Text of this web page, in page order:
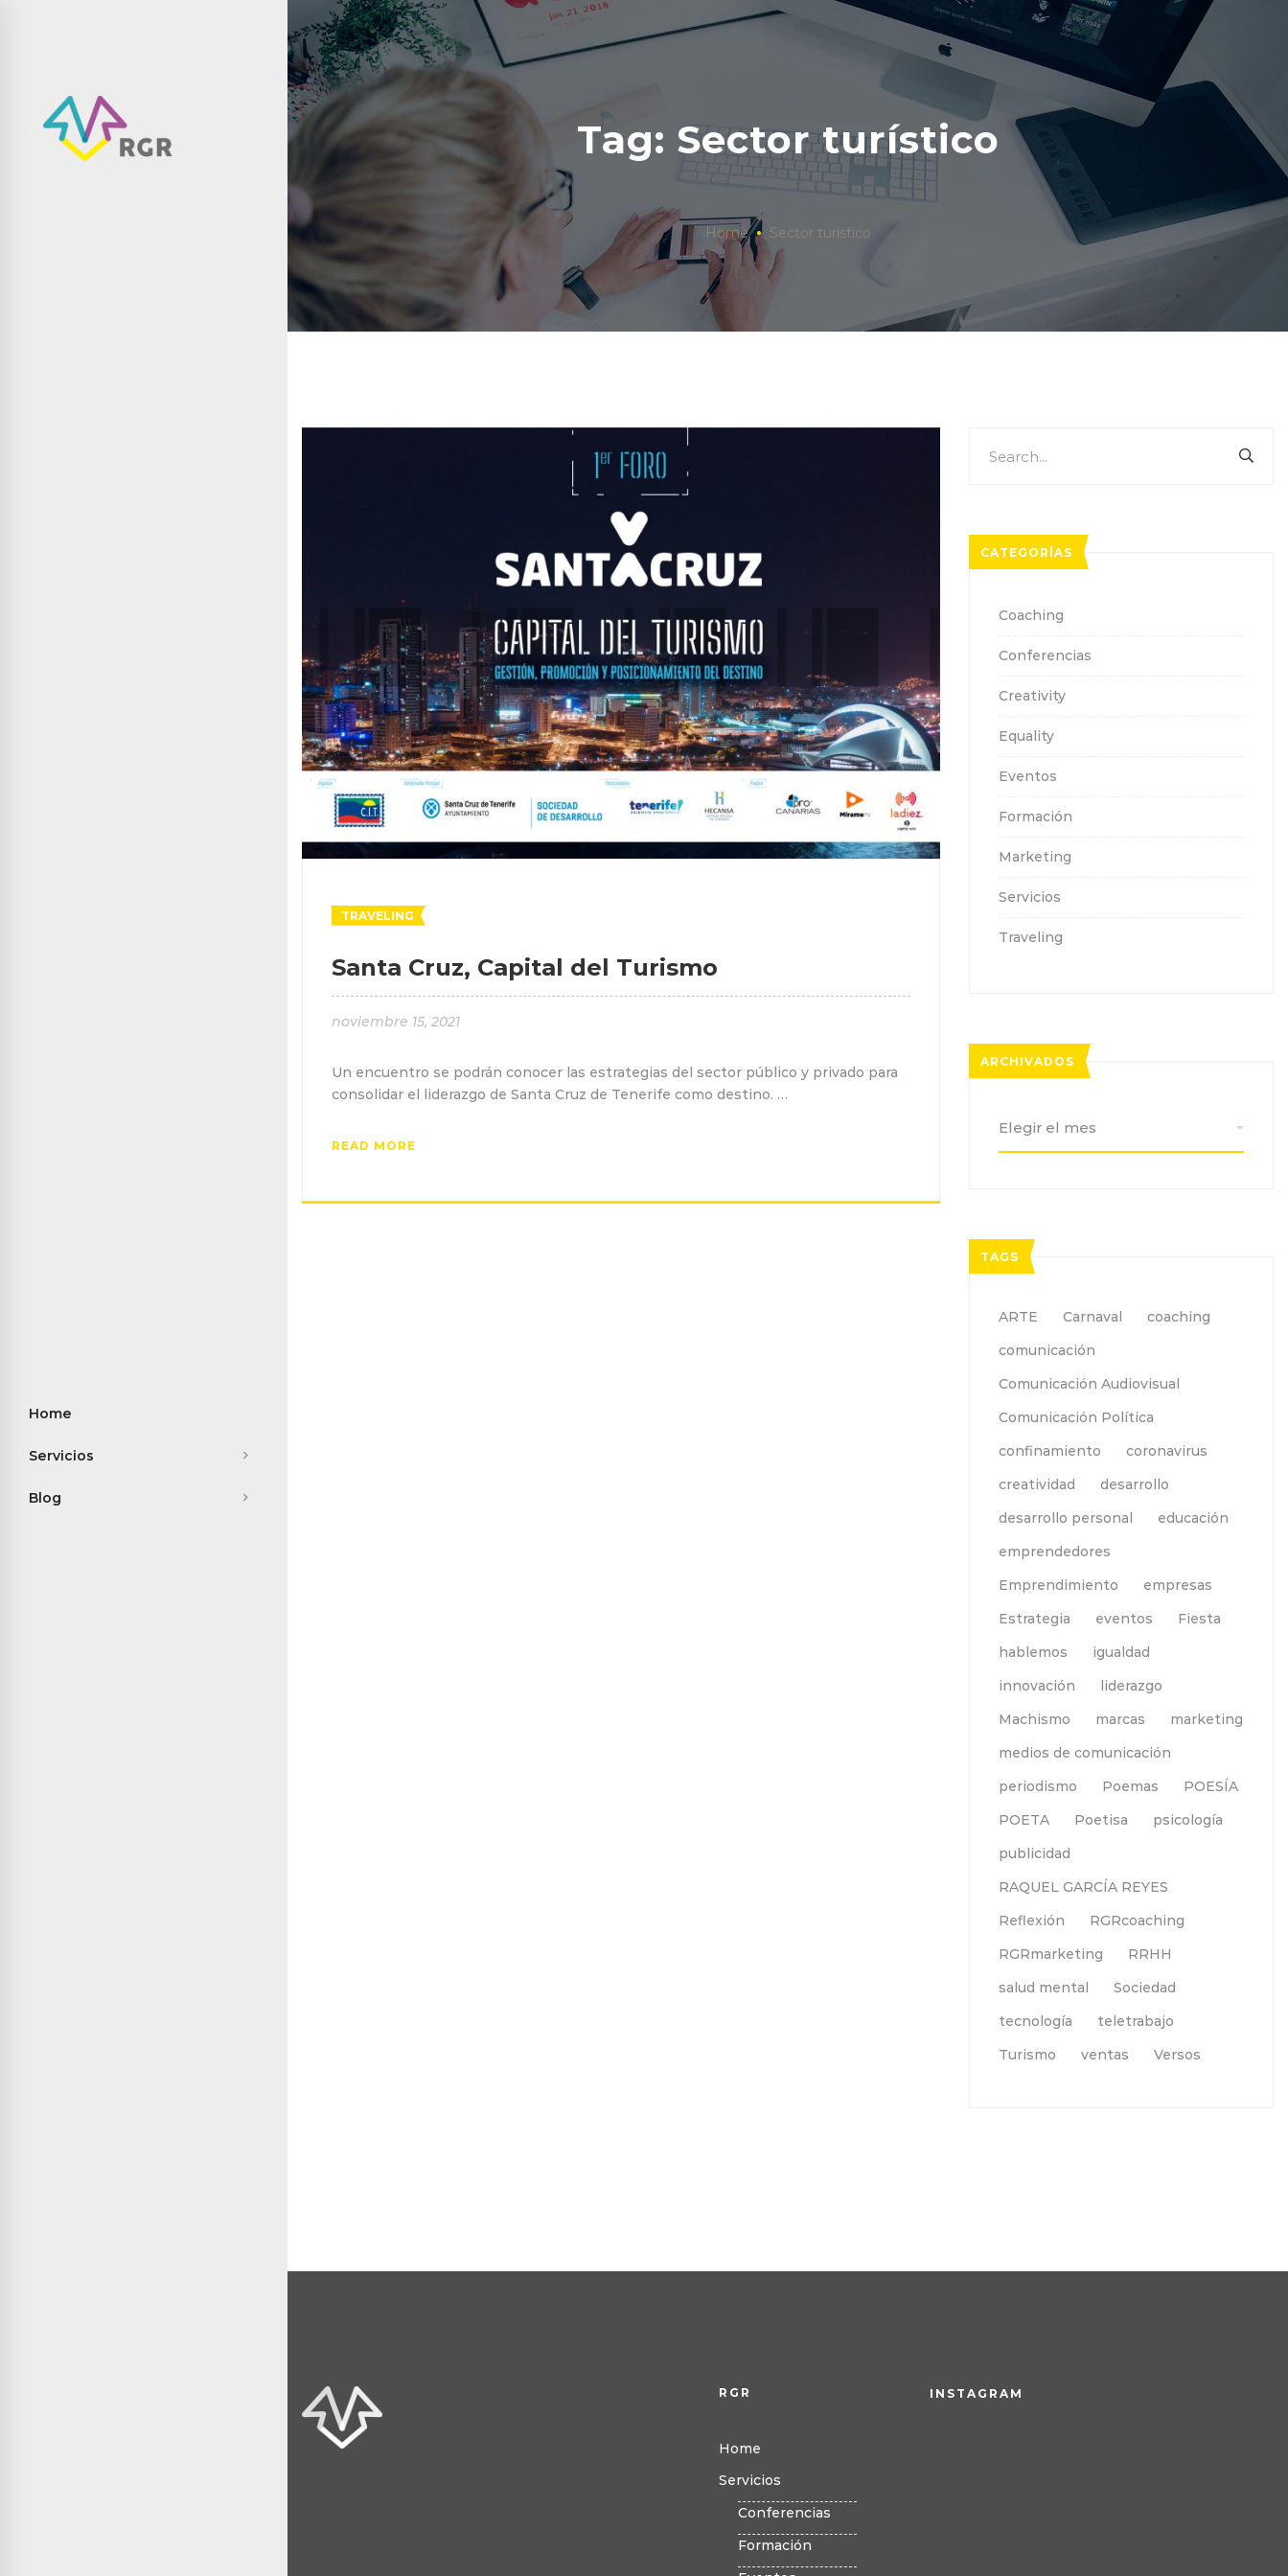
Home
Servicios
Blog
Tag: Sector turístico
Home Sector turístico
TRAVELING
Santa Cruz, Capital del Turismo
noviembre 15, 2021
Un encuentro se podrán conocer las estrategias del sector público y privado para
consolidar el liderazgo de Santa Cruz de Tenerife como destino. …
READ MORE
for:
CATEGORÍAS
Coaching
Conferencias
Creativity
Equality
Eventos
Formación
Marketing
Servicios
Traveling
ARCHIVADOS
TAGS
ARTE Carnaval
coaching
comunicación
Comunicación Audiovisual
Comunicación Política
confinamiento
coronavirus
creatividad
desarrollo
desarrollo personal
educación
emprendedores
Emprendimiento
empresas
Estrategia
eventos
Fiesta
hablemos
igualdad
innovación
liderazgo
Machismo
marcas
marketing
medios de comunicación
periodismo
Poemas
POESÍA
POETA
Poetisa
psicología
publicidad
RAQUEL GARCÍA REYES
Reflexión
RGRcoaching
RGRmarketing
RRHH
salud mental
Sociedad
tecnología
teletrabajo
Turismo
ventas Versos
RGR
Home
Servicios
Conferencias
Formación
INSTAGRAM